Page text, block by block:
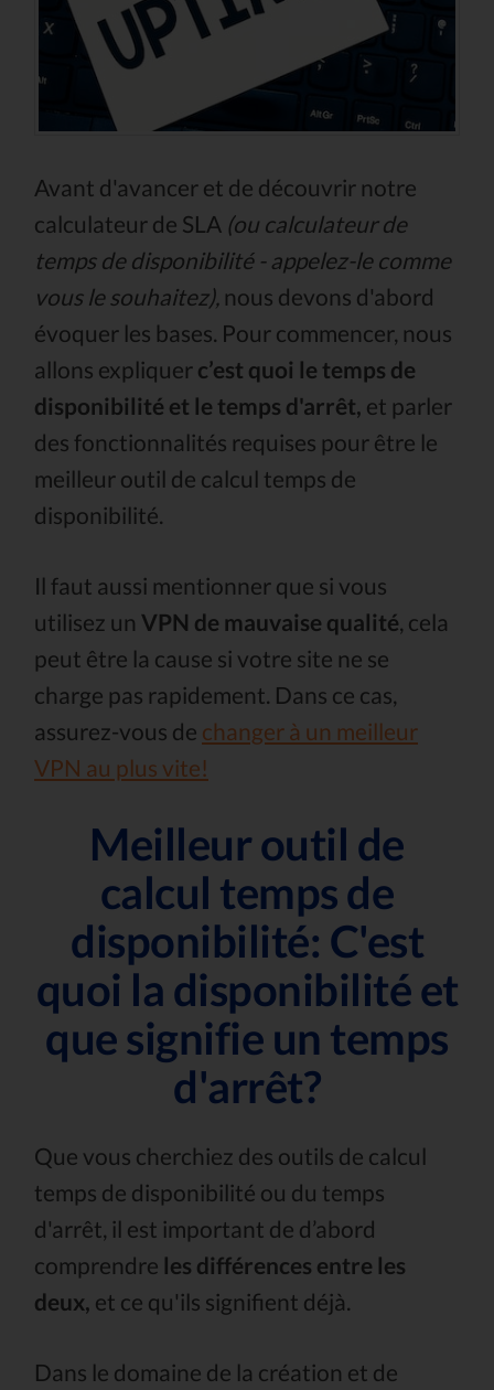
Avant d'avancer et de découvrir notre
calculateur de SLA (ou calculateur de
temps de disponibilité - appelez-le comme
vous le souhaitez), nous devons d'abord
évoquer les bases. Pour commencer, nous
allons expliquer c’est quoi le temps de
disponibilité et le temps d'arrêt, et parler
des fonctionnalités requises pour être le
meilleur outil de calcul temps de
disponibilité.
Il faut aussi mentionner que si vous
utilisez un VPN de mauvaise qualité, cela
peut être la cause si votre site ne se
charge pas rapidement. Dans ce cas,
assurez-vous de changer à un meilleur
VPN au plus vite!
Meilleur outil de
calcul temps de
disponibilité: C'est
quoi la disponibilité et
que signifie un temps
d'arrêt?
Que vous cherchiez des outils de calcul
temps de disponibilité ou du temps
d'arrêt, il est important de d’abord
comprendre les différences entre les
deux, et ce qu'ils signifient déjà.
Dans le domaine de la création et de